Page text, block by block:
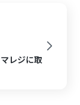
レジに取